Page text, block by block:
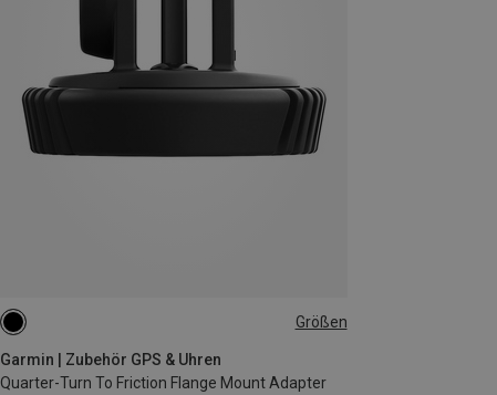
Größen
Garmin | Zubehör GPS & Uhren
Quarter-Turn To Friction Flange Mount Adapter
ONE SIZE